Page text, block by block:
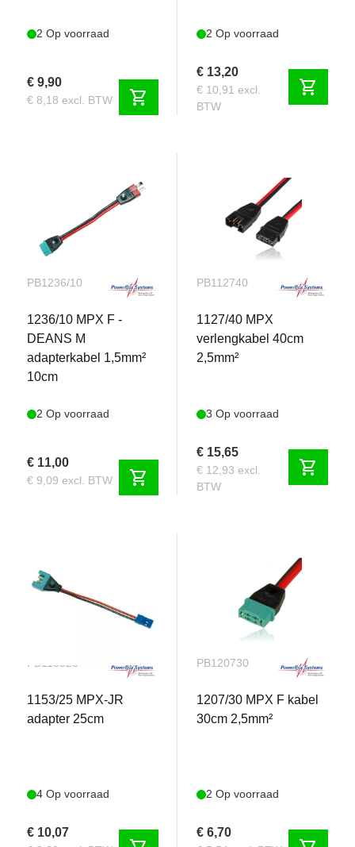
2 Op voorraad
€ 9,90
€ 8,18 excl. BTW shopping_cart
2 Op voorraad
€ 13,20
€ 10,91 excl.
BTW
shopping_cart
PB1236/10
1236/10 MPX F -
DEANS M
adapterkabel 1,5mm²
10cm
2 Op voorraad
€ 11,00
€ 9,09 excl. BTW shopping_cart
PB112740
1127/40 MPX
verlengkabel 40cm
2,5mm²
3 Op voorraad
€ 15,65
€ 12,93 excl.
BTW
shopping_cart
PB115325
1153/25 MPX-JR
adapter 25cm
4 Op voorraad
€ 10,07
PB120730
1207/30 MPX F kabel
30cm 2,5mm²
2 Op voorraad
€ 6,70